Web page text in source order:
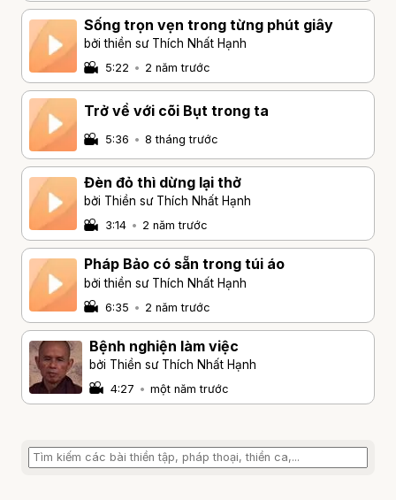
Sống trọn vẹn trong từng phút giây
bởi thiền sư Thích Nhất Hạnh
5:22 • 2 năm trước
Trở về với cõi Bụt trong ta
5:36 • 8 tháng trước
Đèn đỏ thì dừng lại thở
bởi Thiền sư Thích Nhất Hạnh
3:14 • 2 năm trước
Pháp Bảo có sẵn trong túi áo
bởi thiền sư Thích Nhất Hạnh
6:35 • 2 năm trước
Bệnh nghiện làm việc
bởi Thiền sư Thích Nhất Hạnh
4:27 • một năm trước